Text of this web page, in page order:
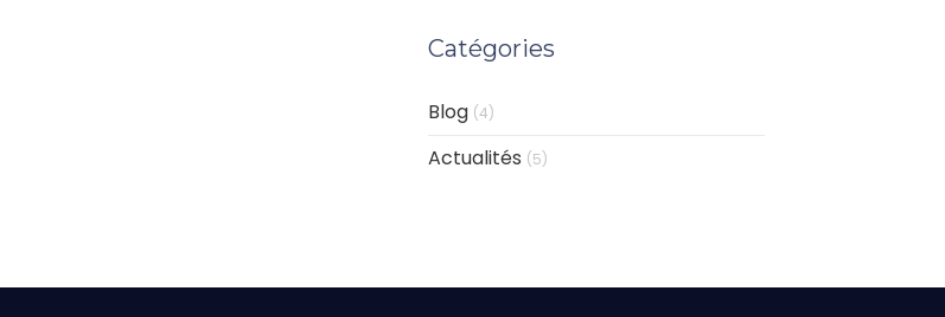
Catégories
Blog (4)
Actualités (5)